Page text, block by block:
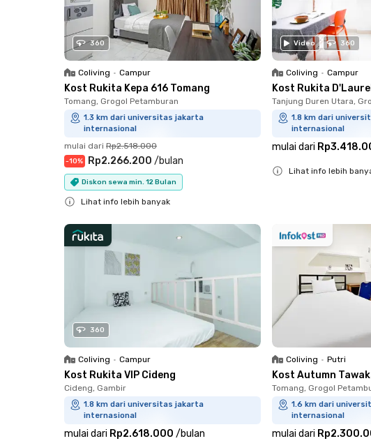
360
Coliving • Campur
Kost Rukita Kepa 616 Tomang
Tomang, Grogol Petamburan
1.3 km dari universitas jakarta
internasional
mulai dari Rp2.518.000
-10% Rp2.266.200 /bulan
Diskon sewa min. 12 Bulan
Lihat info lebih banyak
Video 360
Coliving • Campur
Kost Rukita
Tanjung Duren Utara,
1.8 km dari
internasional
mulai dari
Lihat info lebih
360
Coliving • Campur
Kost Rukita VIP Cideng
Cideng, Gambir
1.8 km dari universitas jakarta
internasional
mulai dari Rp2.618.000 /bulan
Coliving • Putri
Kost Autumn
Tomang, Grogol
1.6 km dari
internasional
mulai dari